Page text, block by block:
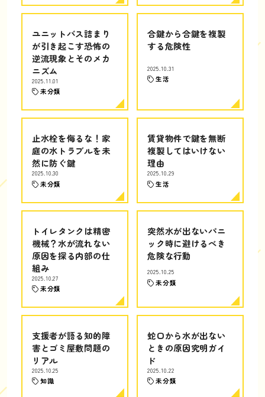
ユニットバス詰まり
が引き起こす恐怖の
逆流現象とそのメカ
ニズム
2025.11.01
未分類
合鍵から合鍵を複製
する危険性
2025.10.31
生活
止水栓を侮るな！家
庭の水トラブルを未
然に防ぐ鍵
2025.10.30
未分類
賃貸物件で鍵を無断
複製してはいけない
理由
2025.10.29
生活
トイレタンクは精密
機械？水が流れない
原因を探る内部の仕
組み
2025.10.27
未分類
突然水が出ないパニ
ック時に避けるべき
危険な行動
2025.10.25
未分類
支援者が語る知的障
害とゴミ屋敷問題の
リアル
2025.10.25
知識
蛇口から水が出ない
ときの原因究明ガイ
ド
2025.10.22
未分類